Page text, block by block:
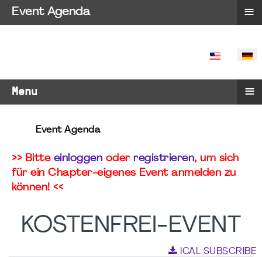
SPRACHE
Menu ≡
Event Agenda
>> Bitte einloggen oder registrieren, um sich
für ein Chapter-eigenes Event anmelden zu
können! <<
KOSTENFREI-EVENT
ICAL SUBSCRIBE
Event Agenda ≡